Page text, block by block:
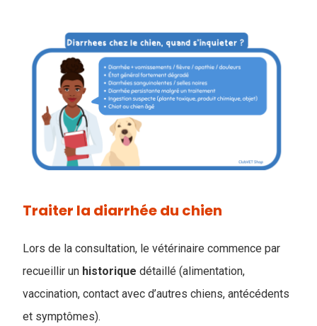
Traiter la diarrhée du chien
Lors de la consultation, le vétérinaire commence par
recueillir un historique détaillé (alimentation,
vaccination, contact avec d’autres chiens, antécédents
et symptômes).